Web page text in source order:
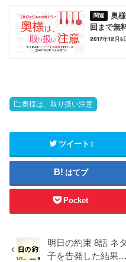
奥
回まで無
2017年12月6
奥様は、取り扱い注意
ツイート 2
はてブ
Pocket
明日の約束 8話 ネ
子を告発した結果…